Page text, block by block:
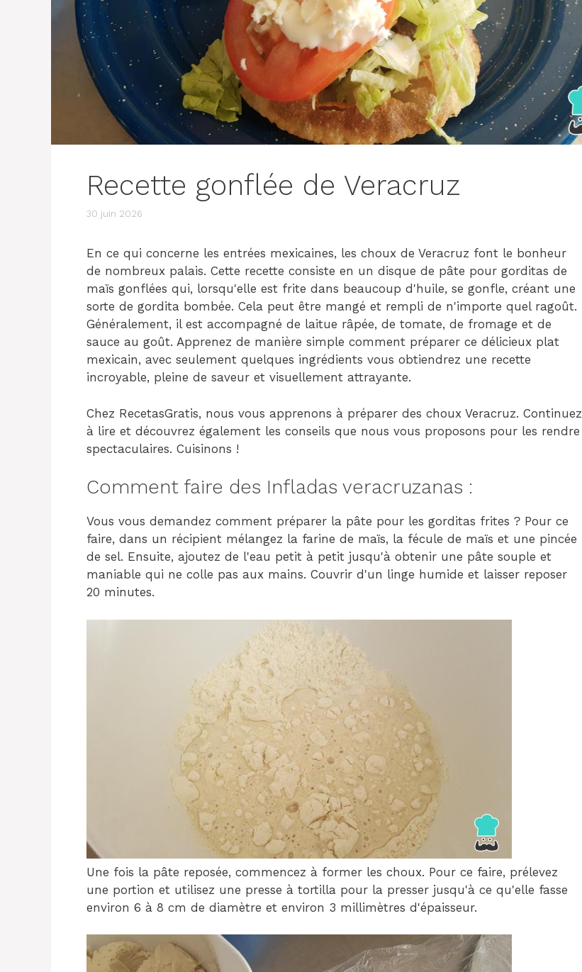
Recette gonflée de Veracruz
30 juin 2026
En ce qui concerne les entrées mexicaines, les choux de Veracruz font le bonheur
de nombreux palais. Cette recette consiste en un disque de pâte pour gorditas de
maïs gonflées qui, lorsqu'elle est frite dans beaucoup d'huile, se gonfle, créant une
sorte de gordita bombée. Cela peut être mangé et rempli de n'importe quel ragoût.
Généralement, il est accompagné de laitue râpée, de tomate, de fromage et de
sauce au goût. Apprenez de manière simple comment préparer ce délicieux plat
mexicain, avec seulement quelques ingrédients vous obtiendrez une recette
incroyable, pleine de saveur et visuellement attrayante.
Chez RecetasGratis, nous vous apprenons à préparer des choux Veracruz. Continuez
à lire et découvrez également les conseils que nous vous proposons pour les rendre
spectaculaires. Cuisinons !
Comment faire des Infladas veracruzanas :
Vous vous demandez comment préparer la pâte pour les gorditas frites ? Pour ce
faire, dans un récipient mélangez la farine de maïs, la fécule de maïs et une pincée
de sel. Ensuite, ajoutez de l'eau petit à petit jusqu'à obtenir une pâte souple et
maniable qui ne colle pas aux mains. Couvrir d'un linge humide et laisser reposer
20 minutes.
Une fois la pâte reposée, commencez à former les choux. Pour ce faire, prélevez
une portion et utilisez une presse à tortilla pour la presser jusqu'à ce qu'elle fasse
environ 6 à 8 cm de diamètre et environ 3 millimètres d'épaisseur.